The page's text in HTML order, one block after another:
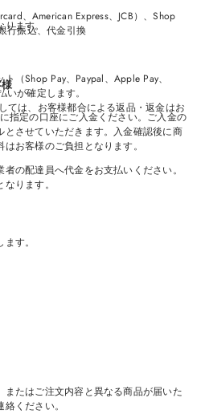
、American Express、JCB）、Shop
行振込、代金引換
（Shop Pay、Paypal、Apple Pay、
いが確定します。
指定の口座にご入金ください。ご入金の
させていただきます。入金確認後に商
お客様のご負担となります。
の配達員へ代金をお支払いください。
ります。
ります。
ては、お客様都合による返品・返金はお
ます。
たはご注文内容と異なる商品が届いた
ください。